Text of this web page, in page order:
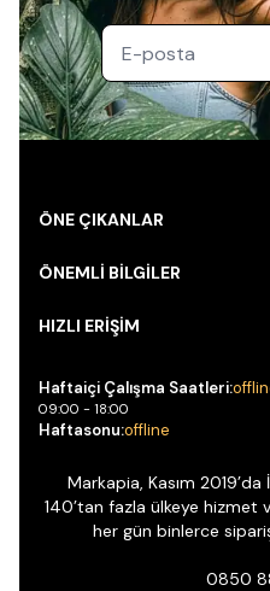
ÖNE ÇIKANLAR
ÖNEMLİ BİLGİLER
HIZLI ERİŞİM
Haftaiçi Çalışma Saatleri:
09:00 - 18:00
Haftasonu:offline
Markapia, Kasım
140’tan fazla ülkeye hizmet
her gün binlerce
0850